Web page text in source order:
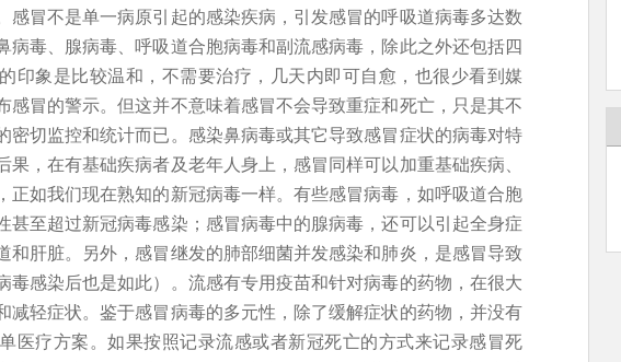
感冒不是单一病原引起的感染疾病，引发感冒的呼吸道病毒多达数
病毒、腺病毒、呼吸道合胞病毒和副流感病毒，除此之外还包括四
印象是比较温和，不需要治疗，几天内即可自愈，也很少看到媒
感冒的警示。但这并不意味着感冒不会导致重症和死亡，只是其不
密切监控和统计而已。感染鼻病毒或其它导致感冒症状的病毒对特
，在有基础疾病者及老年人身上，感冒同样可以加重基础疾病、
正如我们现在熟知的新冠病毒一样。有些感冒病毒，如呼吸道合胞
甚至超过新冠病毒感染；感冒病毒中的腺病毒，还可以引起全身症
和肝脏。另外，感冒继发的肺部细菌并发感染和肺炎，是感冒导致
毒感染后也是如此）。流感有专用疫苗和针对病毒的药物，在很大
减轻症状。鉴于感冒病毒的多元性，除了缓解症状的药物，并没有
医疗方案。如果按照记录流感或者新冠死亡的方式来记录感冒死